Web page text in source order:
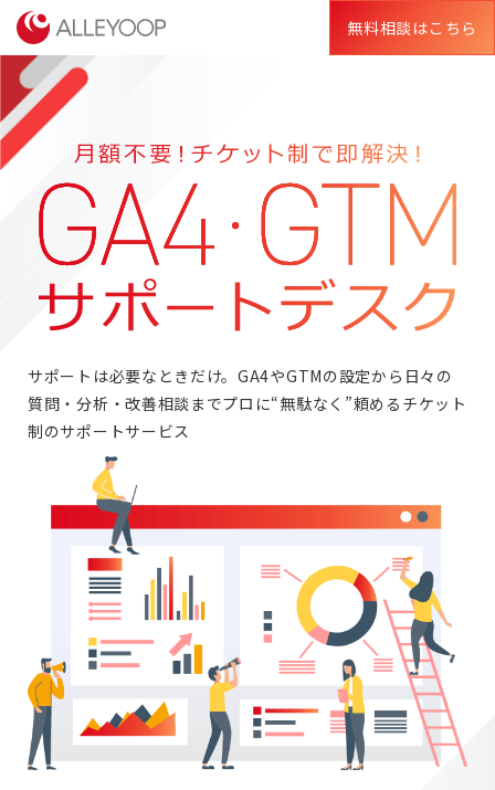
無料相談はこちら
サポートは必要なときだけ。GA4やGTMの設定から日々の
質問・分析・改善相談までプロに“無駄なく”頼めるチケット
制のサポートサービス